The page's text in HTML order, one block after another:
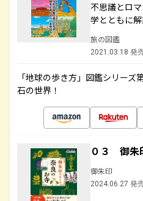
不思議とロ
学とともに
旅の図鑑
2021.03.18 発
「地球の歩き方」図鑑シリー
石の世界！
０３ 御朱
御朱印
2024.06.27 発